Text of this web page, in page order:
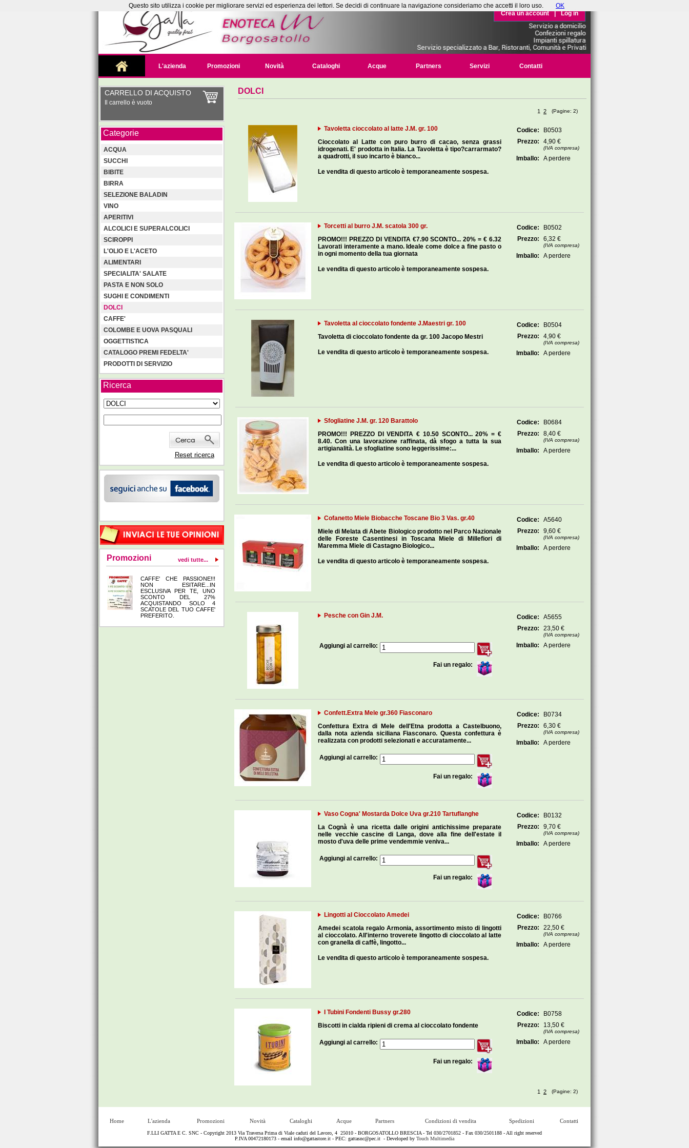
Crea un account | Log in
L'azienda Promozioni Novità Cataloghi Acque Partners Servizi Contatti
CARRELLO DI ACQUISTO
Il carrello è vuoto
Categorie
ACQUA
SUCCHI
BIBITE
BIRRA
SELEZIONE BALADIN
VINO
APERITIVI
ALCOLICI E SUPERALCOLICI
SCIROPPI
L'OLIO E L'ACETO
ALIMENTARI
SPECIALITA' SALATE
PASTA E NON SOLO
SUGHI E CONDIMENTI
DOLCI
CAFFE'
COLOMBE E UOVA PASQUALI
OGGETTISTICA
CATALOGO PREMI FEDELTA'
PRODOTTI DI SERVIZIO
Ricerca
Reset ricerca
Promozioni vedi tutte...
CAFFE' CHE PASSIONE!!!
NON ESITARE...IN
ESCLUSIVA PER TE, UNO
SCONTO DEL 27%
ACQUISTANDO SOLO 4
SCATOLE DEL TUO CAFFE'
PREFERITO.
DOLCI
1 2 (Pagine: 2)
Tavoletta cioccolato al latte J.M. gr. 100
Cioccolato al Latte con puro burro di cacao, senza grassi
idrogenati. E' prodotta in Italia. La Tavoletta è tipo?carrarmato?
a quadrotti, il suo incarto è bianco...
Le vendita di questo articolo è temporaneamente sospesa.
Codice:
B0503
Prezzo:
4,90 €
(IVA compresa)
Imballo: A perdere
Torcetti al burro J.M. scatola 300 gr.
PROMO!!! PREZZO DI VENDITA €7.90 SCONTO... 20% = € 6.32
Lavorati interamente a mano. Ideale come dolce a fine pasto o
in ogni momento della tua giornata
Le vendita di questo articolo è temporaneamente sospesa.
Codice:
B0502
Prezzo:
6,32 €
(IVA compresa)
Imballo: A perdere
Tavoletta al cioccolato fondente J.Maestri gr. 100
Tavoletta di cioccolato fondente da gr. 100 Jacopo Mestri
Le vendita di questo articolo è temporaneamente sospesa.
Codice:
B0504
Prezzo:
4,90 €
(IVA compresa)
Imballo: A perdere
Sfogliatine J.M. gr. 120 Barattolo
PROMO!!! PREZZO DI VENDITA € 10.50 SCONTO... 20% = €
8.40. Con una lavorazione raffinata, dà sfogo a tutta la sua
artigianalità. Le sfogliatine sono leggerissime:...
Le vendita di questo articolo è temporaneamente sospesa.
Codice:
B0684
Prezzo:
8,40 €
(IVA compresa)
Imballo: A perdere
Cofanetto Miele Biobacche Toscane Bio 3 Vas. gr.40
Miele di Melata di Abete Biologico prodotto nel Parco Nazionale
delle Foreste Casentinesi in Toscana Miele di Millefiori di
Maremma Miele di Castagno Biologico...
Le vendita di questo articolo è temporaneamente sospesa.
Codice:
A5640
Prezzo:
9,60 €
(IVA compresa)
Imballo: A perdere
Pesche con Gin J.M.
Aggiungi al carrello:
Fai un regalo:
Codice:
A5655
Prezzo:
23,50 €
(IVA compresa)
Imballo: A perdere
Confett.Extra Mele gr.360 Fiasconaro
Confettura Extra di Mele dell'Etna prodotta a Castelbuono,
dalla nota azienda siciliana Fiasconaro. Questa confettura è
realizzata con prodotti selezionati e accuratamente...
Aggiungi al carrello:
Fai un regalo:
Codice:
B0734
Prezzo:
6,30 €
(IVA compresa)
Imballo: A perdere
Vaso Cogna' Mostarda Dolce Uva gr.210 Tartuflanghe
La Cognà è una ricetta dalle origini antichissime preparate
nelle vecchie cascine di Langa, dove alla fine dell'estate il
mosto d'uva delle prime vendemmie veniva...
Aggiungi al carrello:
Fai un regalo:
Codice:
B0132
Prezzo:
9,70 €
(IVA compresa)
Imballo: A perdere
Lingotti al Cioccolato Amedei
Amedei scatola regalo Armonia, assortimento misto di lingotti
al cioccolato. All'interno troverete lingotto di cioccolato al latte
con granella di caffè, lingotto...
Le vendita di questo articolo è temporaneamente sospesa.
Codice:
B0766
Prezzo:
22,50 €
(IVA compresa)
Imballo: A perdere
I Tubini Fondenti Bussy gr.280
Biscotti in cialda ripieni di crema al cioccolato fondente
Aggiungi al carrello:
Fai un regalo:
Codice:
B0758
Prezzo:
13,50 €
(IVA compresa)
Imballo: A perdere
1 2 (Pagine: 2)
Home L'azienda Promozioni Novità Cataloghi Acque Partners Condizioni di vendita Spedizioni Contatti
F.LLI GATTA E C. SNC - Copyright 2013 Via Traversa Prima di Viale caduti del Lavoro, 4 25010 - BORGOSATOLLO BRESCIA - Tel 030/2701852 - Fax 030/2501188 - All right reserved
P.IVA 00472180173 - email info@gattastore.it - PEC: gattasnc@pec.it - Developed by Touch Multimedia
Questo sito utilizza i cookie per migliorare servizi ed esperienza dei lettori. Se decidi di continuare la navigazione consideriamo che accetti il loro uso. OK